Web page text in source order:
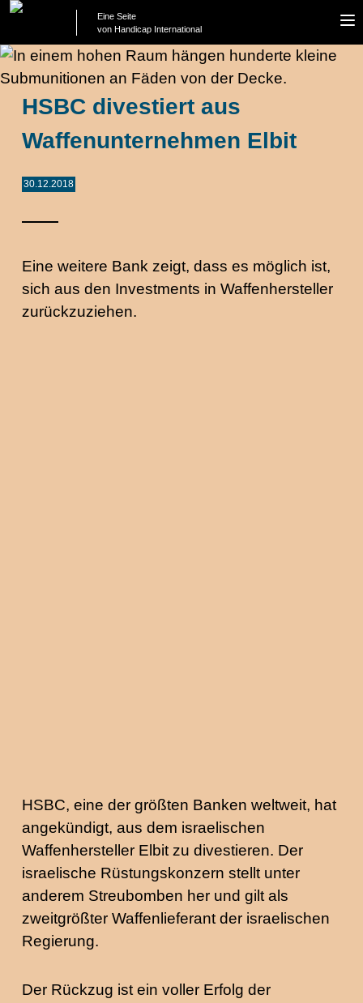
Eine Seite
von Handicap International
HSBC divestiert aus
Waffenunternehmen Elbit
30.12.2018
Eine weitere Bank zeigt, dass es möglich ist,
sich aus den Investments in Waffenhersteller
zurückzuziehen.
HSBC, eine der größten Banken weltweit, hat
angekündigt, aus dem israelischen
Waffenhersteller Elbit zu divestieren. Der
israelische Rüstungskonzern stellt unter
anderem Streubomben her und gilt als
zweitgrößter Waffenlieferant der israelischen
Regierung.
Der Rückzug ist ein voller Erfolg der